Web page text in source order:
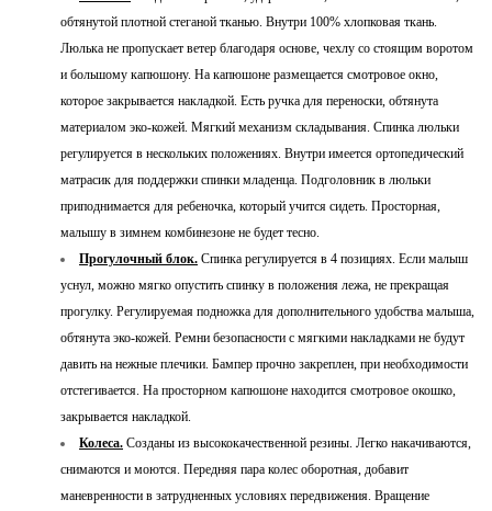
обтянутой плотной стеганой тканью. Внутри 100% хлопковая ткань.
Люлька не пропускает ветер благодаря основе, чехлу со стоящим воротом
и большому капюшону. На капюшоне размещается смотровое окно,
которое закрывается накладкой. Есть ручка для переноски, обтянута
материалом эко-кожей. Мягкий механизм складывания. Спинка люльки
регулируется в нескольких положениях. Внутри имеется ортопедический
матрасик для поддержки спинки младенца. Подголовник в люльки
приподнимается для ребеночка, который учится сидеть. Просторная,
малышу в зимнем комбинезоне не будет тесно.
Прогулочный блок. Спинка регулируется в 4 позициях. Если малыш
уснул, можно мягко опустить спинку в положения лежа, не прекращая
прогулку. Регулируемая подножка для дополнительного удобства малыша,
обтянута эко-кожей. Ремни безопасности с мягкими накладками не будут
давить на нежные плечики. Бампер прочно закреплен, при необходимости
отстегивается. На просторном капюшоне находится смотровое окошко,
закрывается накладкой.
Колеса. Созданы из высококачественной резины. Легко накачиваются,
снимаются и моются. Передняя пара колес оборотная, добавит
маневренности в затрудненных условиях передвижения. Вращение